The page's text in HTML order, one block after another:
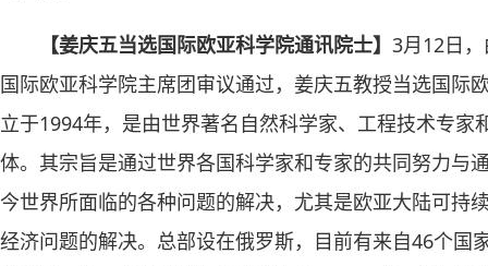
【姜庆五当选国际欧亚科学院通讯院士】 3月12日
国际欧亚科学院主席团审议通过，姜庆五教授当选国际
立于1994年，是由世界著名自然科学家、工程技术专家
体。其宗旨是通过世界各国科学家和专家的共同努力与
今世界所面临的各种问题的解决，尤其是欧亚大陆可持
经济问题的解决。总部设在俄罗斯，目前有来自46个国